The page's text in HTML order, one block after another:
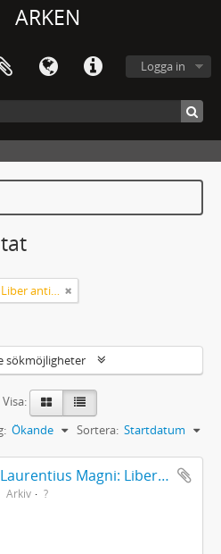
ARKEN
Logga in
Helsingus, Laurentius Magni: Liber antiphonarius
sökmöjligheter
Visa:
Sortera: Startdatum
Ökande
Helsingus, Laurentius Magni: Liber antiphonarius
Arkiv ?